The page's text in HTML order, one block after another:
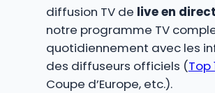
diffusion TV de live en direct
notre programme TV
quotidiennement avec les
des diffuseurs officiels (Top
Coupe d’Europe, etc.).